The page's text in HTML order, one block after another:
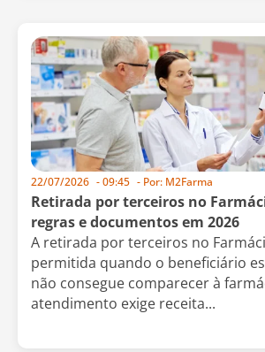
22/07/2026 -09:45 - Por: M2Farma
Retirada por terceiros no
regras e documentos em 2026
A retirada por terceiros no
permitida quando o beneficiário
não consegue comparecer à
atendimento exige receita...